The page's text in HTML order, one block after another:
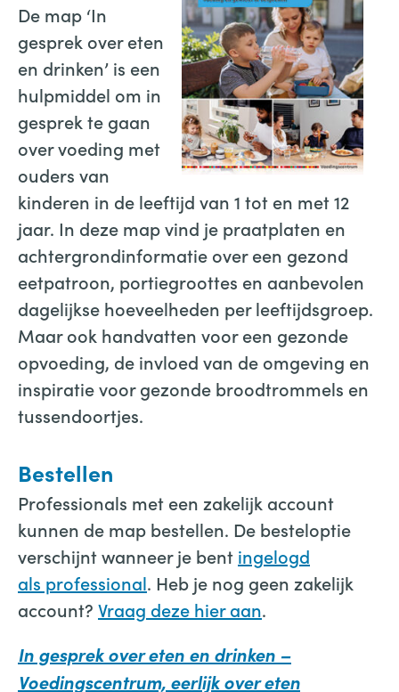
De map ‘In
gesprek over eten
en drinken’ is een
hulpmiddel om in
gesprek te gaan
over voeding met
ouders van
kinderen in de leeftijd van 1 tot en met 12
jaar. In deze map vind je praatplaten en
achtergrondinformatie over een gezond
eetpatroon, portiegroottes en aanbevolen
dagelijkse hoeveelheden per leeftijdsgroep.
Maar ook handvatten voor een gezonde
opvoeding, de invloed van de omgeving en
inspiratie voor gezonde broodtrommels en
tussendoortjes.
Bestellen
Professionals met een zakelijk account
kunnen de map bestellen. De besteloptie
verschijnt wanneer je bent ingelogd
als professional. Heb je nog geen zakelijk
account? Vraag deze hier aan.
In gesprek over eten en drinken –
Voedingscentrum, eerlijk over eten